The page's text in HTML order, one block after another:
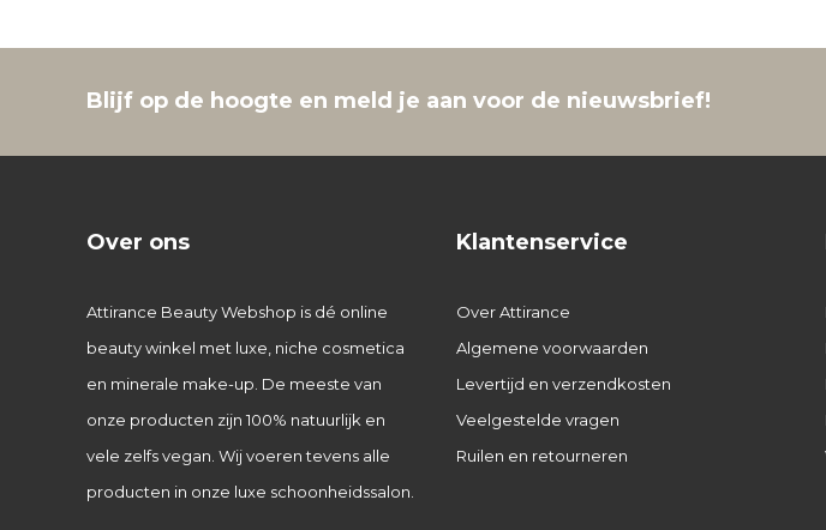
Blijf op de hoogte en meld je aan voor de nieuwsbrief!
Over ons
Attirance Beauty Webshop is dé online
beauty winkel met luxe, niche cosmetica
en minerale make-up. De meeste van
onze producten zijn 100% natuurlijk en
vele zelfs vegan. Wij voeren tevens alle
producten in onze luxe schoonheidssalon.
Klantenservice
Over Attirance
Algemene voorwaarden
Levertijd en verzendkosten
Veelgestelde vragen
Ruilen en retourneren